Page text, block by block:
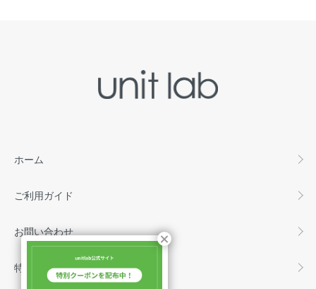
ホーム
ご利用ガイド
お問い合わせ
特定商取引法に基づく表記